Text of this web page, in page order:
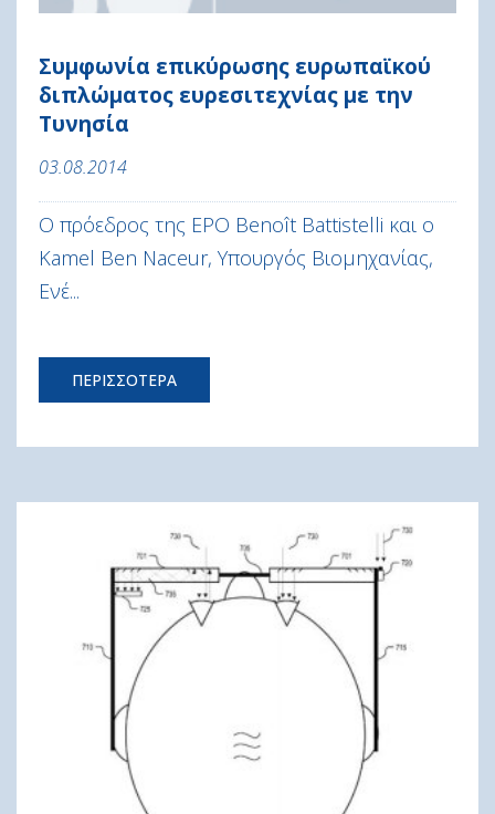
Συμφωνία επικύρωσης ευρωπαϊκού
διπλώματος ευρεσιτεχνίας με την
Τυνησία
03.08.2014
Ο πρόεδρος της EPO Benoît Battistelli και ο
Kamel Ben Naceur, Υπουργός Βιομηχανίας,
Ενέ...
ΠΕΡΙΣΣΟΤΕΡΑ